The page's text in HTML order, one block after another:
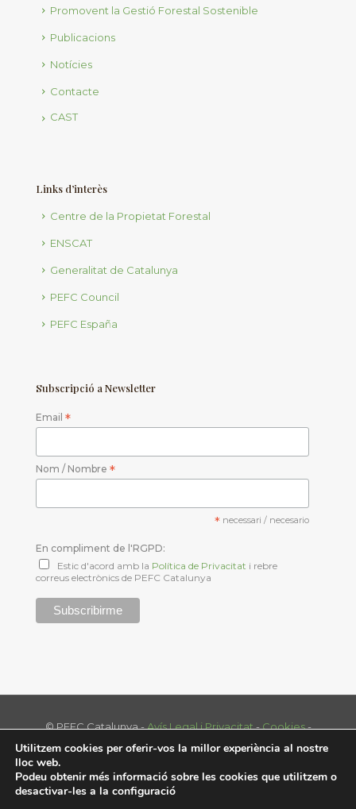
Promovent la Gestió Forestal Sostenible
Publicacions
Notícies
Contacte
CAST
Links d’interès
Centre de la Propietat Forestal
ENSCAT
Generalitat de Catalunya
PEFC Council
PEFC España
Subscripció a Newsletter
Email *
Nom / Nombre *
*necessari / necesario
En compliment de l'RGPD:
Estic d'acord amb la Política de Privacitat i rebre
correus electrònics de PEFC Catalunya
© PEFC Catalunya -Avís Legal i Privacitat-Cookies-
Tel. 93 574 70 39 - info@pefc.cat
Disenny web:
nextep.es
Utilitzem cookies per oferir-vos la millor experiència al nostre
lloc web.
Podeu obtenir més informació sobre les cookies que utilitzem o
desactivar-les a la configuració